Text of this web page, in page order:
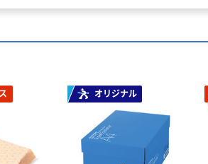
オリジナル